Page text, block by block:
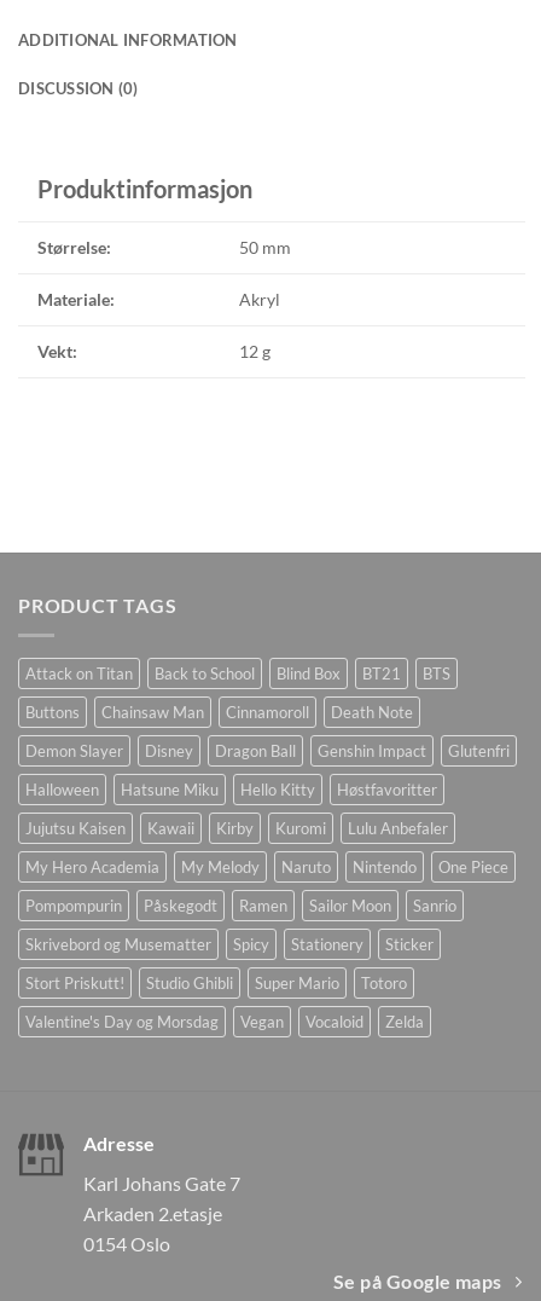
ADDITIONAL INFORMATION
DISCUSSION (0)
Produktinformasjon
Størrelse: 50 mm
Materiale: Akryl
Vekt: 12 g
PRODUCT TAGS
Attack on Titan Back to School Blind Box BT21
BTS
Buttons
Chainsaw Man Cinnamoroll
Death Note
Demon Slayer
Disney Dragon Ball Genshin Impact
Glutenfri
Halloween
Hatsune Miku Hello Kitty
Høstfavoritter
Jujutsu Kaisen
Kawaii Kirby Kuromi
Lulu Anbefaler
My Hero Academia
My Melody Naruto Nintendo
One Piece
Pompompurin
Påskegodt Ramen Sailor Moon
Sanrio
Skrivebord og Musematter
Spicy Stationery
Sticker
Stort Priskutt!
Studio Ghibli Super Mario
Totoro
Valentine's Day og Morsdag
Vegan Vocaloid Zelda
Adresse
Karl Johans Gate 7
Arkaden 2.etasje
0154 Oslo
Se på Google maps